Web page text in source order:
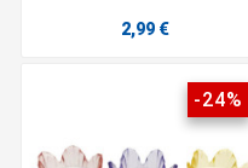
2,99 €
-24%